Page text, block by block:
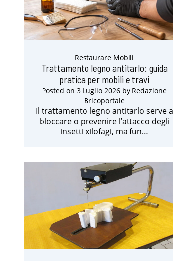
Restaurare Mobili
Trattamento legno antitarlo: guida
pratica per mobili e travi
Posted on 3 Luglio 2026 by Redazione
Bricoportale
Il trattamento legno antitarlo serve a
bloccare o prevenire l’attacco degli
insetti xilofagi, ma fun…